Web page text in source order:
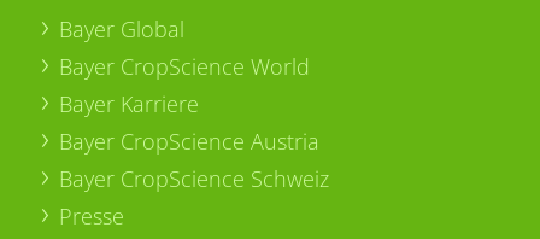
Bayer Global
Bayer CropScience World
Bayer Karriere
Bayer CropScience Austria
Bayer CropScience Schweiz
Presse